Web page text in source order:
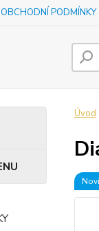
OBCHODNÍ PODMÍNKY
Úvod